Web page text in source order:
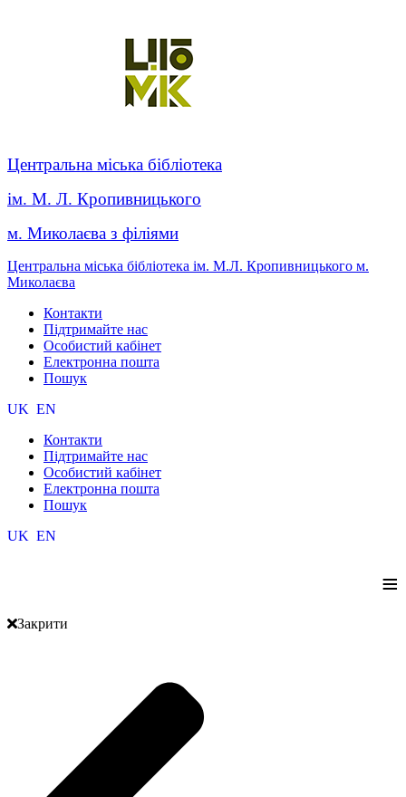
Центральна міська бібліотека
ім. М. Л. Кропивницького
м. Миколаєва з філіями
Центральна міська бібліотека ім. М.Л. Кропивницького м.
Миколаєва
Контакти
Підтримайте нас
Особистий кабінет
Електронна пошта
Пошук
UK EN
Контакти
Підтримайте нас
Особистий кабінет
Електронна пошта
Пошук
UK EN
≡
Закрити